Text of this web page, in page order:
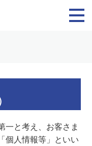
一と考え、お客さま
個人情報等」といい